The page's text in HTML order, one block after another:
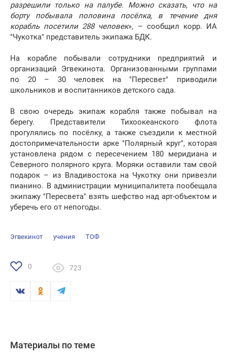
разрешили только на палубе. Можно сказать, что на
борту побывала половина посёлка, в течение дня
корабль посетили 288 человек», – сообщил корр. ИА
"Чукотка" представитель экипажа БДК.
На корабле побывали сотрудники предприятий и
организаций Эгвекинота. Организованными группами
по 20 – 30 человек на "Пересвет" приводили
школьников и воспитанников детского сада.
В свою очередь экипаж корабля также побывал на
берегу. Представители Тихоокеанского флота
прогулялись по посёлку, а также съездили к местной
достопримечательности арке "Полярный круг", которая
установлена рядом с пересечением 180 меридиана и
Северного полярного круга. Моряки оставили там свой
подарок – из Владивостока на Чукотку они привезли
пианино. В администрации муниципалитета пообещала
экипажу "Пересвета" взять шефство над арт-объектом и
уберечь его от непогоды.
Эгвекинот учения ТОФ
0 723
Материалы по теме